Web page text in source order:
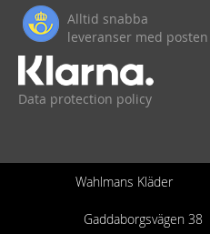
Alltid snabba
leveranser med posten
Data protection policy
Wahlmans Kläder
Gaddaborgsvägen 38